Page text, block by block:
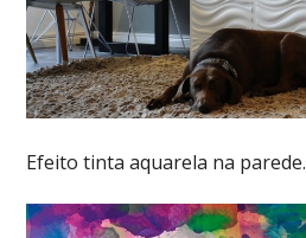
Efeito tinta aquarela na parede.